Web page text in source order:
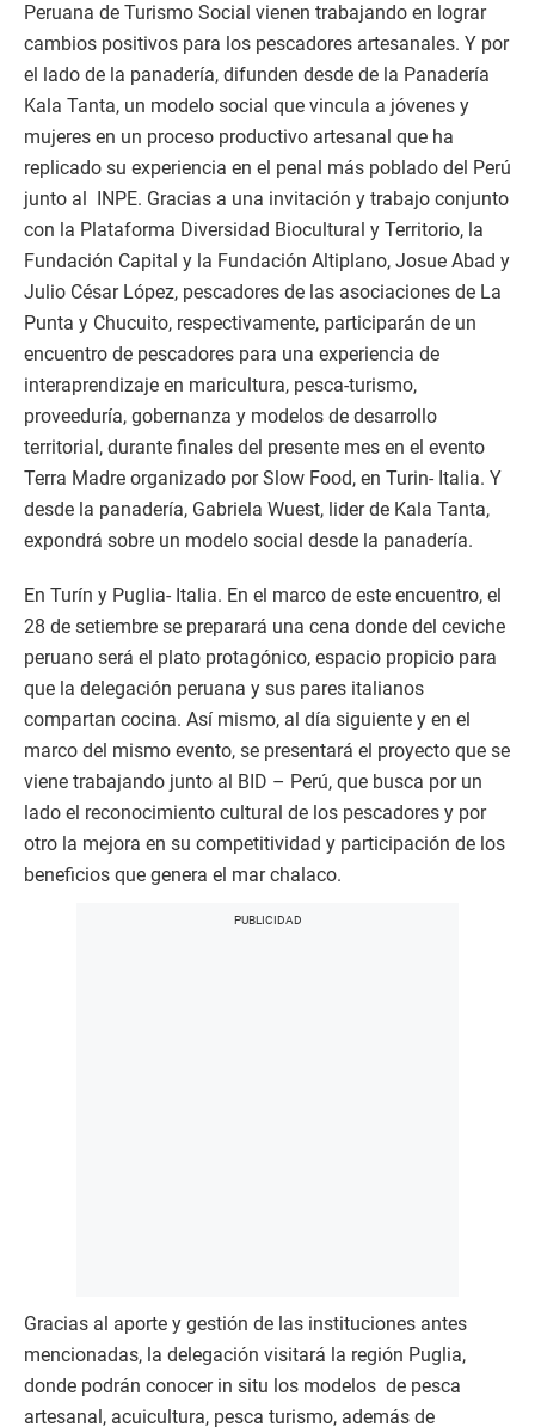
Peruana de Turismo Social vienen trabajando en lograr
cambios positivos para los pescadores artesanales. Y por
el lado de la panadería, difunden desde de la Panadería
Kala Tanta, un modelo social que vincula a jóvenes y
mujeres en un proceso productivo artesanal que ha
replicado su experiencia en el penal más poblado del Perú
junto al INPE. Gracias a una invitación y trabajo conjunto
con la Plataforma Diversidad Biocultural y Territorio, la
Fundación Capital y la Fundación Altiplano, Josue Abad y
Julio César López, pescadores de las asociaciones de La
Punta y Chucuito, respectivamente, participarán de un
encuentro de pescadores para una experiencia de
interaprendizaje en maricultura, pesca-turismo,
proveeduría, gobernanza y modelos de desarrollo
territorial, durante finales del presente mes en el evento
Terra Madre organizado por Slow Food, en Turin- Italia. Y
desde la panadería, Gabriela Wuest, lider de Kala Tanta,
expondrá sobre un modelo social desde la panadería.
En Turín y Puglia- Italia. En el marco de este encuentro, el
28 de setiembre se preparará una cena donde del ceviche
peruano será el plato protagónico, espacio propicio para
que la delegación peruana y sus pares italianos
compartan cocina. Así mismo, al día siguiente y en el
marco del mismo evento, se presentará el proyecto que se
viene trabajando junto al BID – Perú, que busca por un
lado el reconocimiento cultural de los pescadores y por
otro la mejora en su competitividad y participación de los
beneficios que genera el mar chalaco.
Gracias al aporte y gestión de las instituciones antes
mencionadas, la delegación visitará la región Puglia,
donde podrán conocer in situ los modelos de pesca
artesanal, acuicultura, pesca turismo, además de